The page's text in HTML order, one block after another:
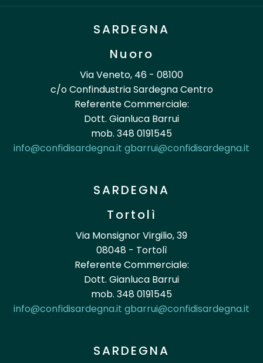
SARDEGNA
Nuoro
Via Veneto, 46 - 08100
c/o Confindustria Sardegna Centro
Referente Commerciale:
Dott. Gianluca Barrui
mob. 348 0191545
info@confidisardegna.it gbarrui@confidisardegna.it
SARDEGNA
Tortolì
Via Monsignor Virgilio, 39
08048 - Tortolì
Referente Commerciale:
Dott. Gianluca Barrui
mob. 348 0191545
info@confidisardegna.it gbarrui@confidisardegna.it
SARDEGNA